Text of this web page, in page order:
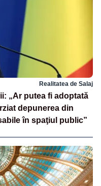
Realitatea de Salaj
„Ar putea fi adoptată
depunerea din
în spaţiul public”